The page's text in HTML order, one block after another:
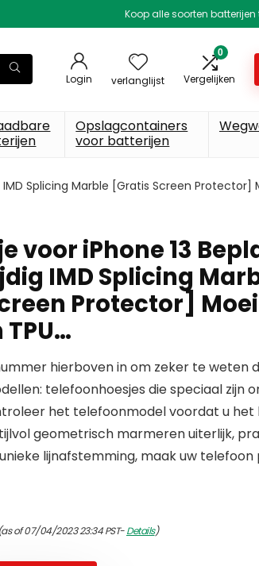
Koop alle soorten
Login verlanglijst
0
Vergelijken
Opslagcontainers
voor batterijen
Splicing Marble [Gratis Screen Protector]
voor iPhone 13
IMD Splicing
Protector]
hierboven in om zeker te weten
telefoonhoesjes die speciaal zijn
het telefoonmodel voordat u het
geometrisch marmeren uiterlijk,
lijnafstemming, maak uw
of 07/04/2023 23:34 PST-Details)